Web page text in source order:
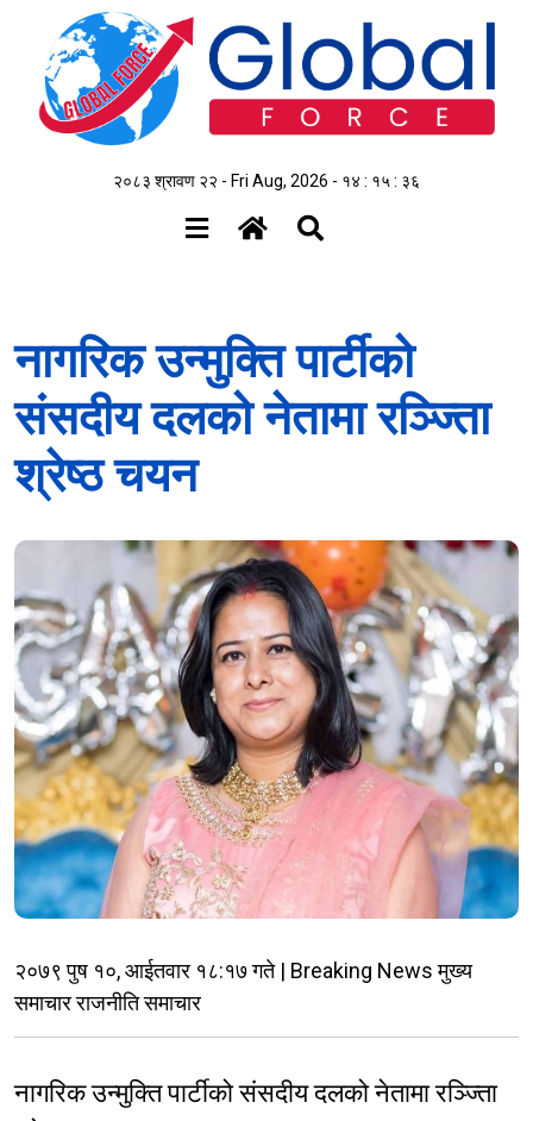
२०८३ श्रावण २२ - Fri Aug, 2026 - १४ : १५ : ३६
नागरिक उन्मुक्ति पार्टीको
संसदीय दलको नेतामा रञ्ज्तिा
श्रेष्ठ चयन
२०७९ पुष १०, आईतवार १८:१७ गते | Breaking News मुख्य
समाचार राजनीति समाचार
नागरिक उन्मुक्ति पार्टीको संसदीय दलको नेतामा रञ्ज्तिा